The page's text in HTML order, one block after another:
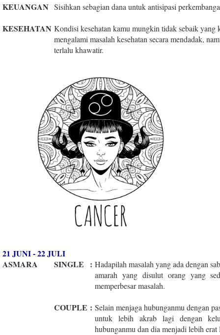
KEUANGAN Sisihkan sebagian dana untuk antisipasi
KESEHATAN Kondisi kesehatan kamu mungkin tidak sebaik yang
mengalami masalah kesehatan secara mendadak,
terlalu khawatir.
21 JUNI - 22 JULI
ASMARA
SINGLE : Hadapilah masalah yang ada dengan
amarah yang disulut orang yang
memperbesar masalah.
COUPLE : Selain menjaga hubunganmu dengan
untuk lebih akrab lagi dengan
hubunganmu dan dia menjadi lebih erat